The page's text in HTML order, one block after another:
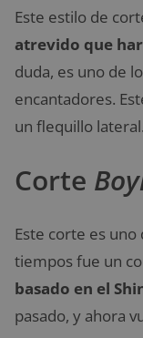
Este estilo de
atrevido que
duda, es uno de
encantadores.
un flequillo lateral.
Corte
Este corte es uno
tiempos fue un
basado en el
pasado, y ahora